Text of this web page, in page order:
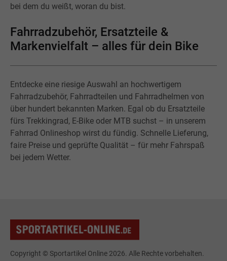
bei dem du weißt, woran du bist.
Fahrradzubehör, Ersatzteile &
Markenvielfalt – alles für dein Bike
Entdecke eine riesige Auswahl an hochwertigem
Fahrradzubehör, Fahrradteilen und Fahrradhelmen von
über hundert bekannten Marken. Egal ob du Ersatzteile
fürs Trekkingrad, E-Bike oder MTB suchst – in unserem
Fahrrad Onlineshop wirst du fündig. Schnelle Lieferung,
faire Preise und geprüfte Qualität – für mehr Fahrspaß
bei jedem Wetter.
Copyright © Sportartikel Online 2026. Alle Rechte vorbehalten.